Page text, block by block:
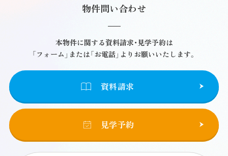
物件問い合わせ
本物件に関する資料請求・見学予約は
「フォーム」または「お電話」よりお願いいたします。
資料請求
見学予約